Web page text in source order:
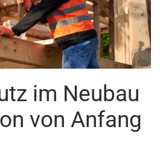
im Neubau
von Anfang